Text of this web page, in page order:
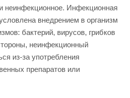
неинфекционное. Инфекционная
внедрением в организм
бактерий, вирусов, грибков
неинфекционный
из-за употребления
препаратов или